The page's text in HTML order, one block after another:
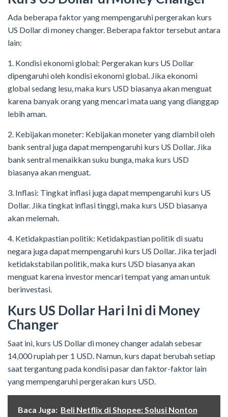
Ada beberapa faktor yang mempengaruhi pergerakan kurs
US Dollar di money changer. Beberapa faktor tersebut antara
lain:
1. Kondisi ekonomi global: Pergerakan kurs US Dollar
dipengaruhi oleh kondisi ekonomi global. Jika ekonomi
global sedang lesu, maka kurs USD biasanya akan menguat
karena banyak orang yang mencari mata uang yang dianggap
lebih aman.
2. Kebijakan moneter: Kebijakan moneter yang diambil oleh
bank sentral juga dapat mempengaruhi kurs US Dollar. Jika
bank sentral menaikkan suku bunga, maka kurs USD
biasanya akan menguat.
3. Inflasi: Tingkat inflasi juga dapat mempengaruhi kurs US
Dollar. Jika tingkat inflasi tinggi, maka kurs USD biasanya
akan melemah.
4. Ketidakpastian politik: Ketidakpastian politik di suatu
negara juga dapat mempengaruhi kurs US Dollar. Jika terjadi
ketidakstabilan politik, maka kurs USD biasanya akan
menguat karena investor mencari tempat yang aman untuk
berinvestasi.
Kurs US Dollar Hari Ini di Money
Changer
Saat ini, kurs US Dollar di money changer adalah sebesar
14,000 rupiah per 1 USD. Namun, kurs dapat berubah setiap
saat tergantung pada kondisi pasar dan faktor-faktor lain
yang mempengaruhi pergerakan kurs USD.
Baca Juga: Beli Netflix di Shopee: Solusi Nonton